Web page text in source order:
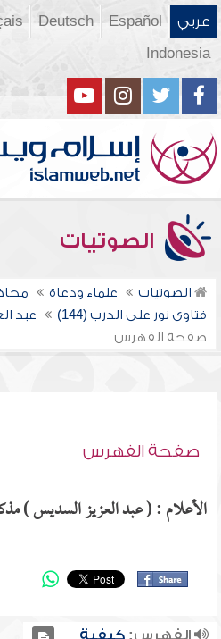
عربي Español
Deutsch
Indonesia
الصوتيات
الصوتيات علماء ودعاة
فتاوى نور على الدرب (144)
عبد
صفحة الفهرس
صفحة الفهرس
الأعلام : ( عبد العزيز السديس )
الفهرس:كيفية